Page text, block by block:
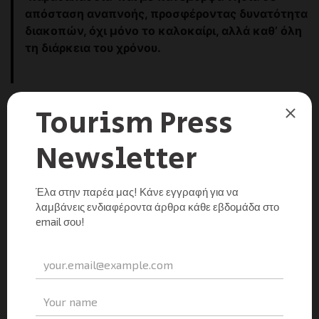
απόσταση αναπνοής, προσφέροντας δυνατότητα
διακοπών, όχι μόνο το καλοκαίρι, αλλά καθ’ όλη
τη διάρκεια του χρόνου.
Έχουμε όλα τα ‘υλικά’ για την απόλυτη επιτυχία, αλλά
αυτό που χρειάζεται είναι ‘να συνθέσουμε’ σωστά με
αυτά τα υλικά, δηλαδή όλα τα επιμέρους προϊόντα
που επιθυμούμε και μπορούμε να προσφέρουμε στον
αναγκαίο να αναδείξουμε διεθνώς τα πολλά και
διαφορετικά πρόσωπα της Αθήνας μας, με φρέσκους
οφείλει να σκύψει με πραγματικό ενδιαφέρον στις
χρόνια θέματα υποδομής, ασφάλειας, περιβάλλοντος